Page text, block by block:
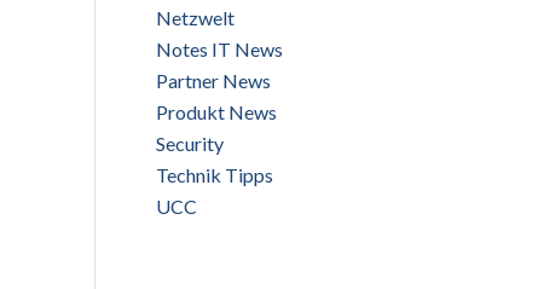
Netzwelt
Notes IT News
Partner News
Produkt News
Security
Technik Tipps
UCC